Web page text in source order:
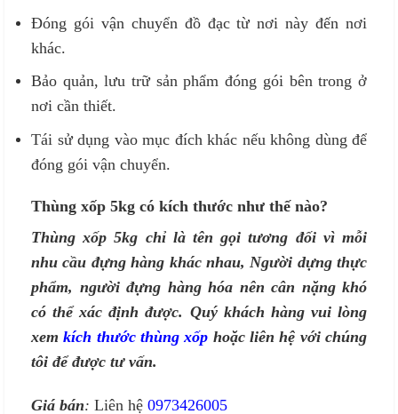
Đóng gói vận chuyển đồ đạc từ nơi này đến nơi
khác.
Bảo quản, lưu trữ sản phẩm đóng gói bên trong ở
nơi cần thiết.
Tái sử dụng vào mục đích khác nếu không dùng để
đóng gói vận chuyển.
Thùng xốp 5kg có kích thước như thế nào?
Thùng xốp 5kg chỉ là tên gọi tương đối vì mỗi
nhu cầu đựng hàng khác nhau, Người dựng thực
phẩm, người đựng hàng hóa nên cân nặng khó
có thể xác định được. Quý khách hàng vui lòng
xemkích thước thùng xốp hoặc liên hệ với chúng
tôi để được tư vấn.
Giá bán: Liên hệ 0973426005